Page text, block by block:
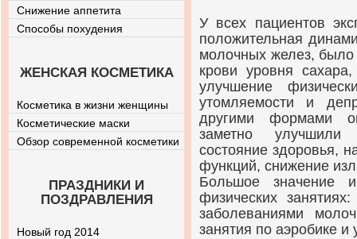
У всех пациентов
положительная
молочных желез, было
крови уровня
улучшение
утомляемости и
другими формами
заметно улучшили
состояние здоровья,
функций, снижение
Большое значение
физических
заболеваниями
занятия по аэробике
Снижение аппетита
Способы похудения
ЖЕНСКАЯ КОСМЕТИКА
Косметика в жизни женщины
Косметические маски
Обзор современной косметики
ПРАЗДНИКИ И
ПОЗДРАВЛЕНИЯ
Новый год 2014